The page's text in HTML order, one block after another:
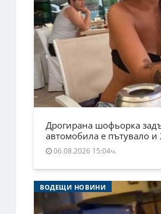
Дрогирана шофьорка
автомобила е пътувало
06.08.2026 15:04ч.
ВОДЕЩИ НОВИНИ